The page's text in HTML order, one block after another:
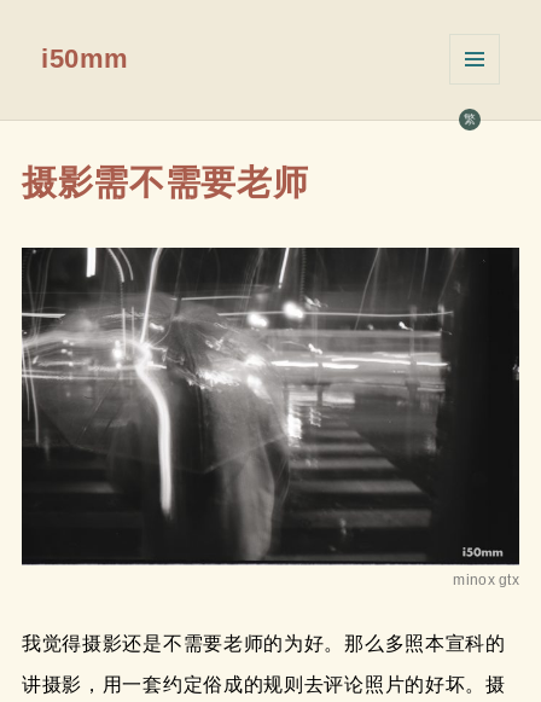
繁
i50mm
挂件
摄影需不需要老师
minox gtx
我觉得摄影还是不需要老师的为好。那么多照本宣科的
讲摄影，用一套约定俗成的规则去评论照片的好坏。摄